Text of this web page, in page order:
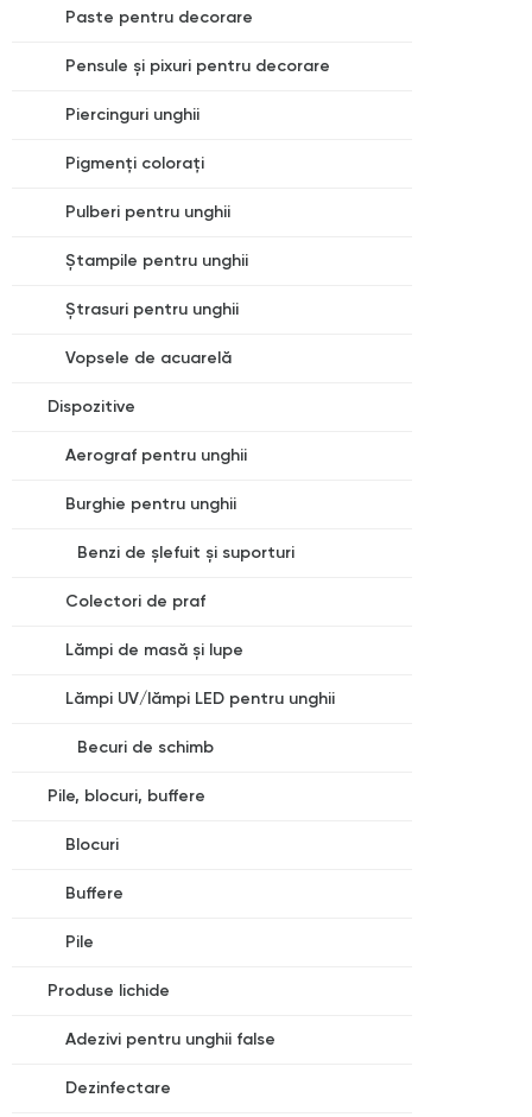
Paste pentru decorare
Pensule și pixuri pentru decorare
Piercinguri unghii
Pigmenți colorați
Pulberi pentru unghii
Ștampile pentru unghii
Ștrasuri pentru unghii
Vopsele de acuarelă
Dispozitive
Aerograf pentru unghii
Burghie pentru unghii
Benzi de șlefuit și suporturi
Colectori de praf
Lămpi de masă și lupe
Lămpi UV/lămpi LED pentru unghii
Becuri de schimb
Pile, blocuri, buffere
Blocuri
Buffere
Pile
Produse lichide
Adezivi pentru unghii false
Dezinfectare